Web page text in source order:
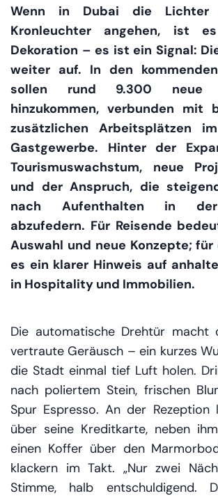
Wenn in Dubai die Lichter
Kronleuchter angehen, ist
Dekoration – es ist ein Signal:
weiter auf. In den
sollen rund 9.300 neue
hinzukommen, verbunden mit
zusätzlichen Arbeitsplätzen
Gastgewerbe. Hinter der
Tourismuswachstum, neue
und der Anspruch, die
nach Aufenthalten in der
abzufedern. Für Reisende
Auswahl und neue Konzepte;
es ein klarer Hinweis auf
in Hospitality und Immobilien.
Die automatische Drehtür macht
vertraute Geräusch – ein kurzes
die Stadt einmal tief Luft holen.
nach poliertem Stein, frischen
Spur Espresso. An der
über seine Kreditkarte, neben
einen Koffer über den
klackern im Takt. „Nur zwei
Stimme, halb entschuldigend.